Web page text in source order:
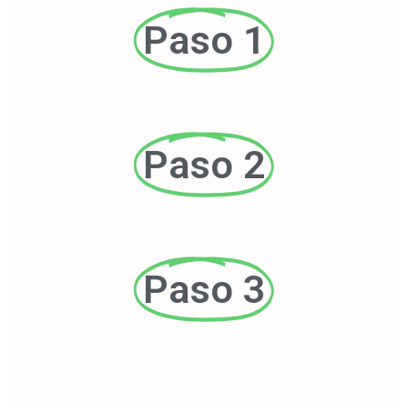
Paso 1
Paso 2
Paso 3